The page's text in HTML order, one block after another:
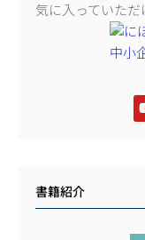
気に入っていただ
書籍紹介